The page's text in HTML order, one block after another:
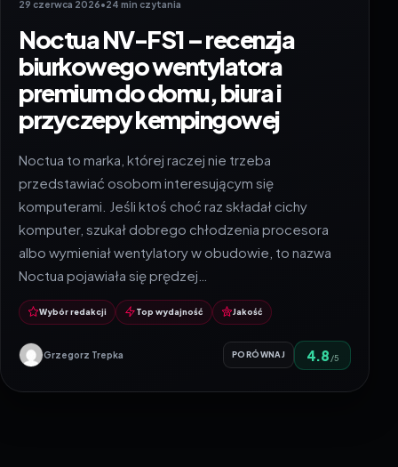
29 czerwca 2026•24 min czytania
Noctua NV-FS1 – recenzja
biurkowego wentylatora
premium do domu, biura i
przyczepy kempingowej
Noctua to marka, której raczej nie trzeba
przedstawiać osobom interesującym się
komputerami. Jeśli ktoś choć raz składał cichy
komputer, szukał dobrego chłodzenia procesora
albo wymieniał wentylatory w obudowie, to nazwa
Noctua pojawiała się prędzej…
Wybór redakcji Top wydajność Jakość
Grzegorz Trepka PORÓWNAJ 4.8 /5